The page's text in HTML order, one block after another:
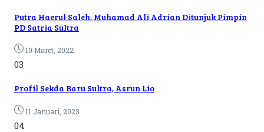
Putra Haerul Saleh, Muhamad Ali Adrian Ditunjuk Pimpin
PD Satria Sultra
10 Maret, 2022
03
Profil Sekda Baru Sultra, Asrun Lio
11 Januari, 2023
04